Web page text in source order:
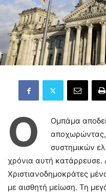
Ο
Ομπάμα
συστημικών
χρόνια αυτή κατάρρευσε.
Χριστιανοδημοκράτες
με αισθητή μείωση. Τη